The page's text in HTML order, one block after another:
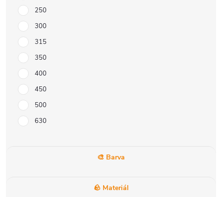
250
300
315
350
400
450
500
630
🎨 Barva
🪨 Materiál